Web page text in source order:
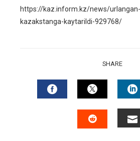
https://kaz.inform.kz/news/
kazakstanga-kaytarildi-929768/
SHARE
FACEBOOKTWITTER